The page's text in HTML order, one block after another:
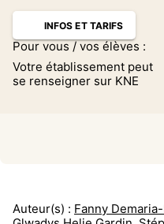
INFOS ET TARIFS
Pour vous / vos élèves :
Votre établissement peut
se renseigner sur KNE
Auteur(s) : Fanny